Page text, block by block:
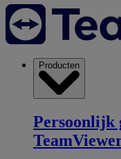
Producten
Persoonlijk